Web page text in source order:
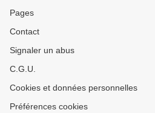
Pages
Contact
Signaler un abus
C.G.U.
Cookies et données personnelles
Préférences cookies